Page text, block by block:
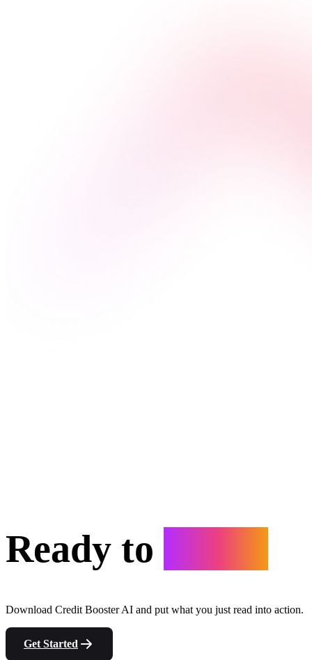
Ready to
Download Credit Booster AI and put what you just read into action.
Get Started